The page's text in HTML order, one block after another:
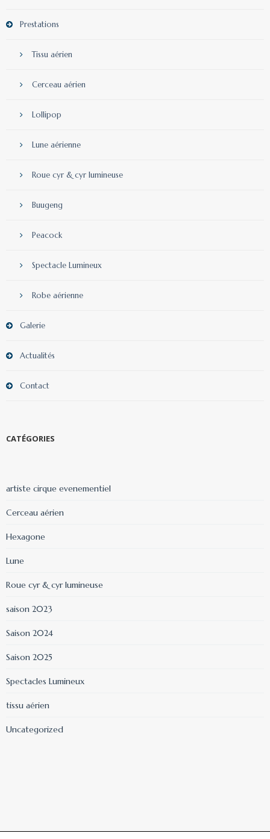
Prestations
Tissu aérien
Cerceau aérien
Lollipop
Lune aérienne
Roue cyr & cyr lumineuse
Buugeng
Peacock
Spectacle Lumineux
Robe aérienne
Galerie
Actualités
Contact
CATÉGORIES
artiste cirque evenementiel
Cerceau aérien
Hexagone
Lune
Roue cyr & cyr lumineuse
saison 2023
Saison 2024
Saison 2025
Spectacles Lumineux
tissu aérien
Uncategorized